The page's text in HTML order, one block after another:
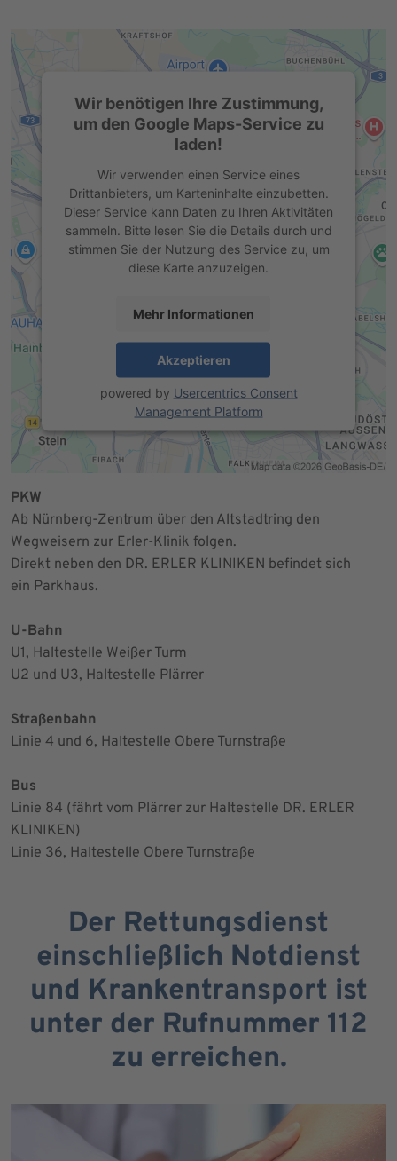
Wir benötigen Ihre Zustimmung,
um den Google Maps-Service zu
laden!
Wir verwenden einen Service eines
Drittanbieters, um Karteninhalte einzubetten.
Dieser Service kann Daten zu Ihren Aktivitäten
sammeln. Bitte lesen Sie die Details durch und
stimmen Sie der Nutzung des Service zu, um
diese Karte anzuzeigen.
Mehr Informationen
Akzeptieren
powered by Usercentrics Consent
Management Platform
PKW
Ab Nürnberg-Zentrum über den Altstadtring den
Wegweisern zur Erler-Klinik folgen.
Direkt neben den DR. ERLER KLINIKEN befindet sich
ein Parkhaus.
U-Bahn
U1, Haltestelle Weißer Turm
U2 und U3, Haltestelle Plärrer
Straßenbahn
Linie 4 und 6, Haltestelle Obere Turnstraße
Bus
Linie 84 (fährt vom Plärrer zur Haltestelle DR. ERLER
KLINIKEN)
Linie 36, Haltestelle Obere Turnstraße
Der Rettungsdienst
einschließlich Notdienst
und Krankentransport ist
unter der Rufnummer 112
zu erreichen.